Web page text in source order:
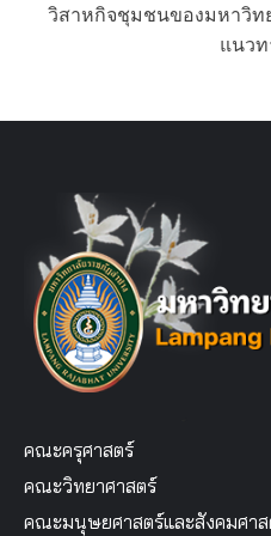
วิสาหกิจชุมชนของมหาวิท
แนวท
คณะครุศาสตร์
คณะวิทยาศาสตร์
คณะมนุษยศาสตร์และสังคมศาส